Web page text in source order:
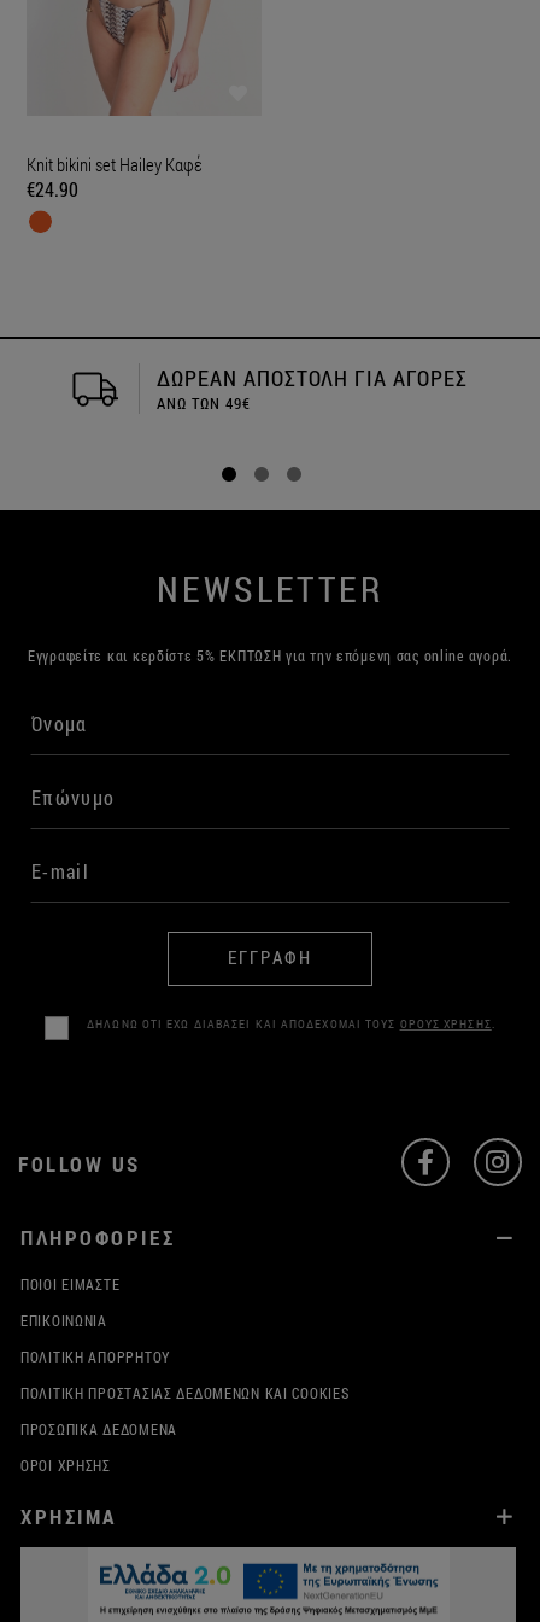
Knit bikini set Hailey Καφέ
€24.90
ΔΩΡΕΑΝ ΑΠΟΣΤΟΛΗ ΓΙΑ ΑΓΟΡΕΣ
ΑΝΩ ΤΩΝ 49€
NEWSLETTER
Εγγραφείτε και κερδίστε 5% ΕΚΠΤΩΣΗ για την επόμενη σας online αγορά.
ΕΓΓΡΑΦΗ
ΔΗΛΩΝΩ ΟΤΙ ΕΧΩ ΔΙΑΒΑΣΕΙ ΚΑΙ ΑΠΟΔΕΧΟΜΑΙ ΤΟΥΣ ΟΡΟΥΣ ΧΡΗΣΗΣ.
FOLLOW US
ΠΛΗΡΟΦΟΡΙΕΣ
ΠΟΙΟΙ ΕΊΜΑΣΤΕ
ΕΠΙΚΟΙΝΩΝΊΑ
ΠΟΛΙΤΙΚΉ ΑΠΟΡΡΉΤΟΥ
ΠΟΛΙΤΙΚΉ ΠΡΟΣΤΑΣΊΑΣ ΔΕΔΟΜΈΝΩΝ ΚΑΙ COOKIES
ΠΡΟΣΩΠΙΚΆ ΔΕΔΟΜΈΝΑ
ΌΡΟΙ ΧΡΉΣΗΣ
ΧΡΗΣΙΜΑ